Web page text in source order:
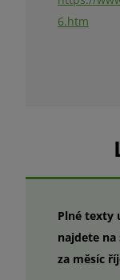
6.htm
Plné texty
najdete
za měsíc